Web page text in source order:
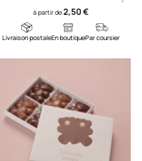
à partir de2,50 €
Livraison postaleEn boutiquePar coursier